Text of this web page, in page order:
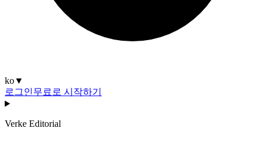
ko▼
로그인무료로 시작하기
Verke Editorial